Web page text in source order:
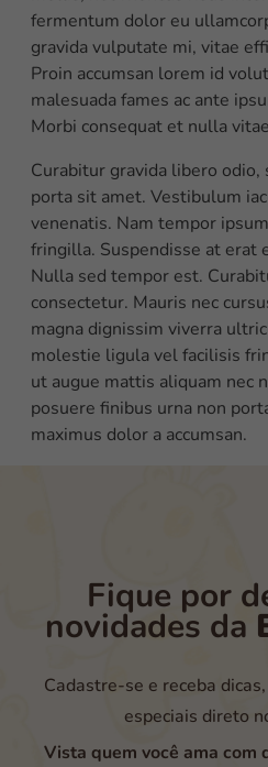
fermentum dolor eu
gravida vulputate mi, vitae
Proin accumsan lorem id
malesuada fames ac ante
Morbi consequat et nulla
Curabitur gravida libero odio,
porta sit amet. Vestibulum
venenatis. Nam tempor
fringilla. Suspendisse at erat
Nulla sed tempor est.
consectetur. Mauris nec
magna dignissim viverra
molestie ligula vel facilisis
ut augue mattis aliquam nec
posuere finibus urna non
maximus dolor a accumsan.
Fique por
novidades da
Cadastre-se e receba
especiais direto
Vista quem você ama com